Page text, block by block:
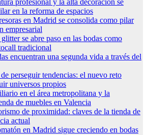
profesional y la alta decoración se
en la reforma de espacios
en Madrid se consolida como pilar
empresarial
se abre paso en las bodas como
tradicional
encuentran una segunda vida a través del
perseguir tendencias: el nuevo reto
universos propios
en el área metropolitana y la
de muebles en Valencia
de proximidad: claves de la tienda de
actual
en Madrid sigue creciendo en bodas